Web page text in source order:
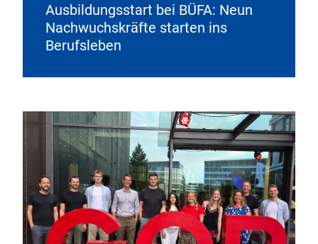
Ausbildungsstart bei BÜFA: Neun
Nachwuchskräfte starten ins
Berufsleben